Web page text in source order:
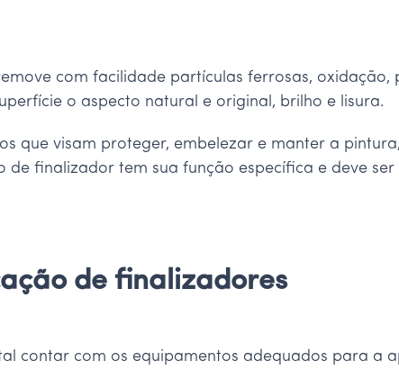
com facilidade partículas ferrosas, oxidação,
o aspecto natural e original, brilho e lisura.
que visam proteger, embelezar e manter a
finalizador tem sua função específica e deve ser
de finalizadores
contar com os equipamentos adequados para a